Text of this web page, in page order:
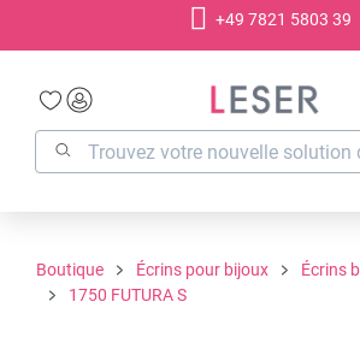
+49 7821 5803 39
Boutique Écrins pour bijoux
Écrins
1750 FUTURA S